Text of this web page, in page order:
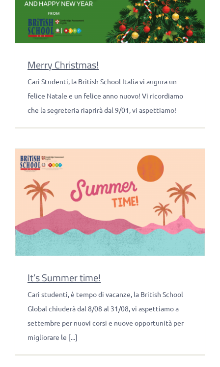
Merry Christmas!
Cari Studenti, la British School Italia vi augura un
felice Natale e un felice anno nuovo! Vi ricordiamo
che la segreteria riaprirà dal 9/01, vi aspettiamo!
It’s Summer time!
Cari studenti, è tempo di vacanze, la British School
Global chiuderà dal 8/08 al 31/08, vi aspettiamo a
settembre per nuovi corsi e nuove opportunità per
migliorare le [...]